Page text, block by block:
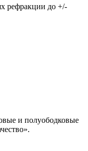
рефракции до +/-
и полуободковые